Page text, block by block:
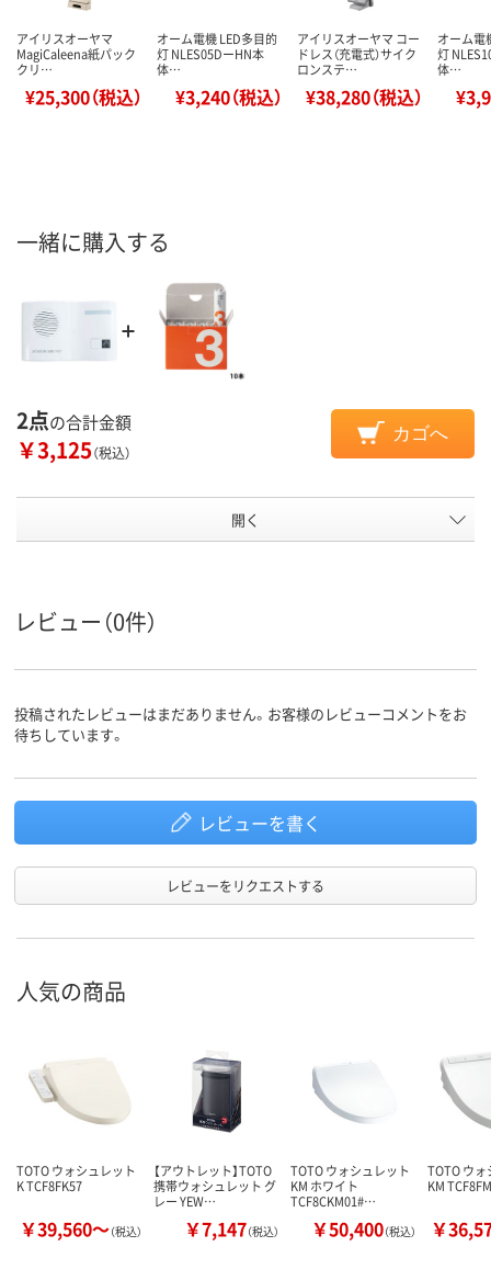
アイリスオーヤマ
MagiCaleena紙パック
クリ…
¥25,300（税込）
オーム電機 LED多目的
灯 NLES05DーHN本
体…
¥3,240（税込）
アイリスオーヤマ コー
ドレス（充電式）サイク
ロンステ…
¥38,280（税込）
オーム電
灯
体…
一緒に購入する
2点の合計金額
￥3,125（税込）
カゴへ
開く
レビュー（0件）
投稿されたレビューはまだありません。お客様のレビューコメントをお
待ちしています。
レビューを書く
レビューをリクエストする
人気の商品
TOTO ウォシュレット
K TCF8FK57
￥39,560～（税込）
【アウトレット】TOTO
携帯ウォシュレット グ
レー YEW…
￥7,147（税込）
TOTO ウォシュレット
KM ホワイト
TCF8CKM01#…
￥50,400（税込）
TOTO ウ
KM
￥